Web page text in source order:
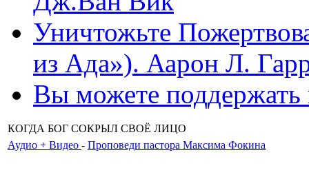
Уничтожьте
из Ада»). Аарон Л.
Вы можете
КОГДА БОГ СОКРЫЛ СВОЁ ЛИЦО
Аудио + Видео - Проповеди пастора Максима Фокина